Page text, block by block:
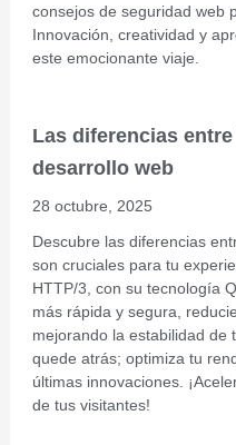
consejos de seguridad web
Innovación, creatividad y
este emocionante viaje.
Las diferencias entre
desarrollo web
28 octubre, 2025
Descubre las diferencias
son cruciales para tu
HTTP/3, con su tecnología
más rápida y segura,
mejorando la estabilidad de
quede atrás; optimiza tu
últimas innovaciones.
de tus visitantes!